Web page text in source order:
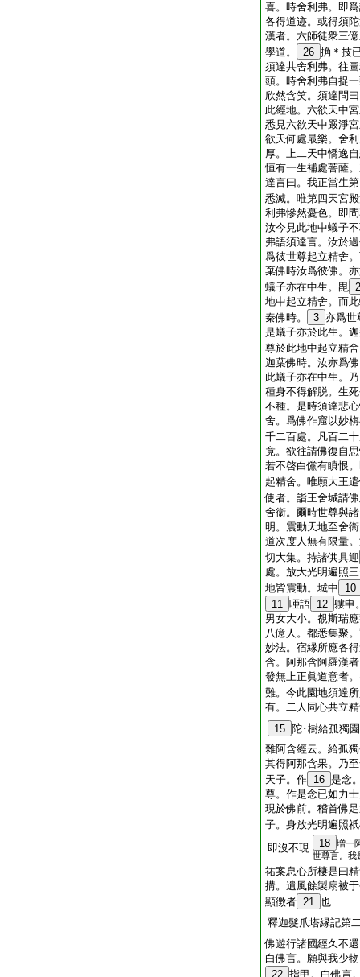
喜。時舍利弗。即
各得道迹。或得須
漢者。六師徒衆三
學道。
26 捔＊技
須達共舍利弗。往
頭。時舍利弗自捉
欣然含笑。須達問
此經地。六欲天中
悉見六欲天中嚴淨
欲天何處最樂。舍
厚。上二天中憍逸
恒有一生補處菩薩
達言曰。我正當生
悉滅。唯第四天宮
利弗慘然憂色。即
汝今見此地中蟻子
弗語須達言。汝於
爲彼世尊起立精舍
棄佛時汝爲彼佛。
蟻子亦在中生。毘 2
地中起立精舍。而
秦佛時。
3 亦爲世
是蟻子亦於此生。
尊於此地中起立精
迦葉佛時。汝亦爲
此蟻子亦在中生。
種身不得解脱。生
不種。是時須達悲
舍。爲佛作窟以妙
千二百處。凡百二
竟。欲往請佛復自
若不啓白儻有瞋恨
起精舍。唯願大王
使者。詣王舍城請
舍衞。爾時世尊與
明。震動天地至舍
道次度人無有限量
切大集。持諸供具迎
處。放大光明遍照
地皆震動。城中
10
11 唖語 12 軁申
男女大小。覩斯瑞
八億人。都悉集聚
妙法。宿縁所應各
含。阿那含阿羅漢
發無上正眞道意者
難。今此園地須達
有。二人同心共立
15 陀･樹給孤獨
雜阿含經云。給孤
其得阿那含果。乃
天子。作 16 是念
尊。作是念已如力
現於佛前。稽首佛
子。身放光明遍照
即沒不現
18
増一
世尊言。我
祐案息心所棲是曰
搆。遺風餘製扇被
顯徴者 21 也
釋迦髮爪塔縁記第
佛遊行諸國經久不
白佛言。願與我少
22 指甲。白佛言